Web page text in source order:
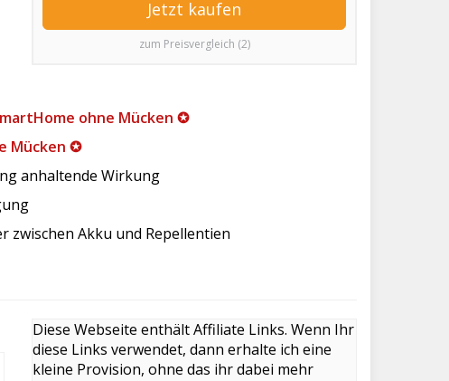
Jetzt kaufen
zum Preisvergleich (2)
ohne Mücken ✪
Mücken ✪
anhaltende Wirkung
zwischen Akku und Repellentien
Diese Webseite enthält Affiliate Links. Wenn Ihr
diese Links verwendet, dann erhalte ich eine
kleine Provision, ohne das ihr dabei mehr